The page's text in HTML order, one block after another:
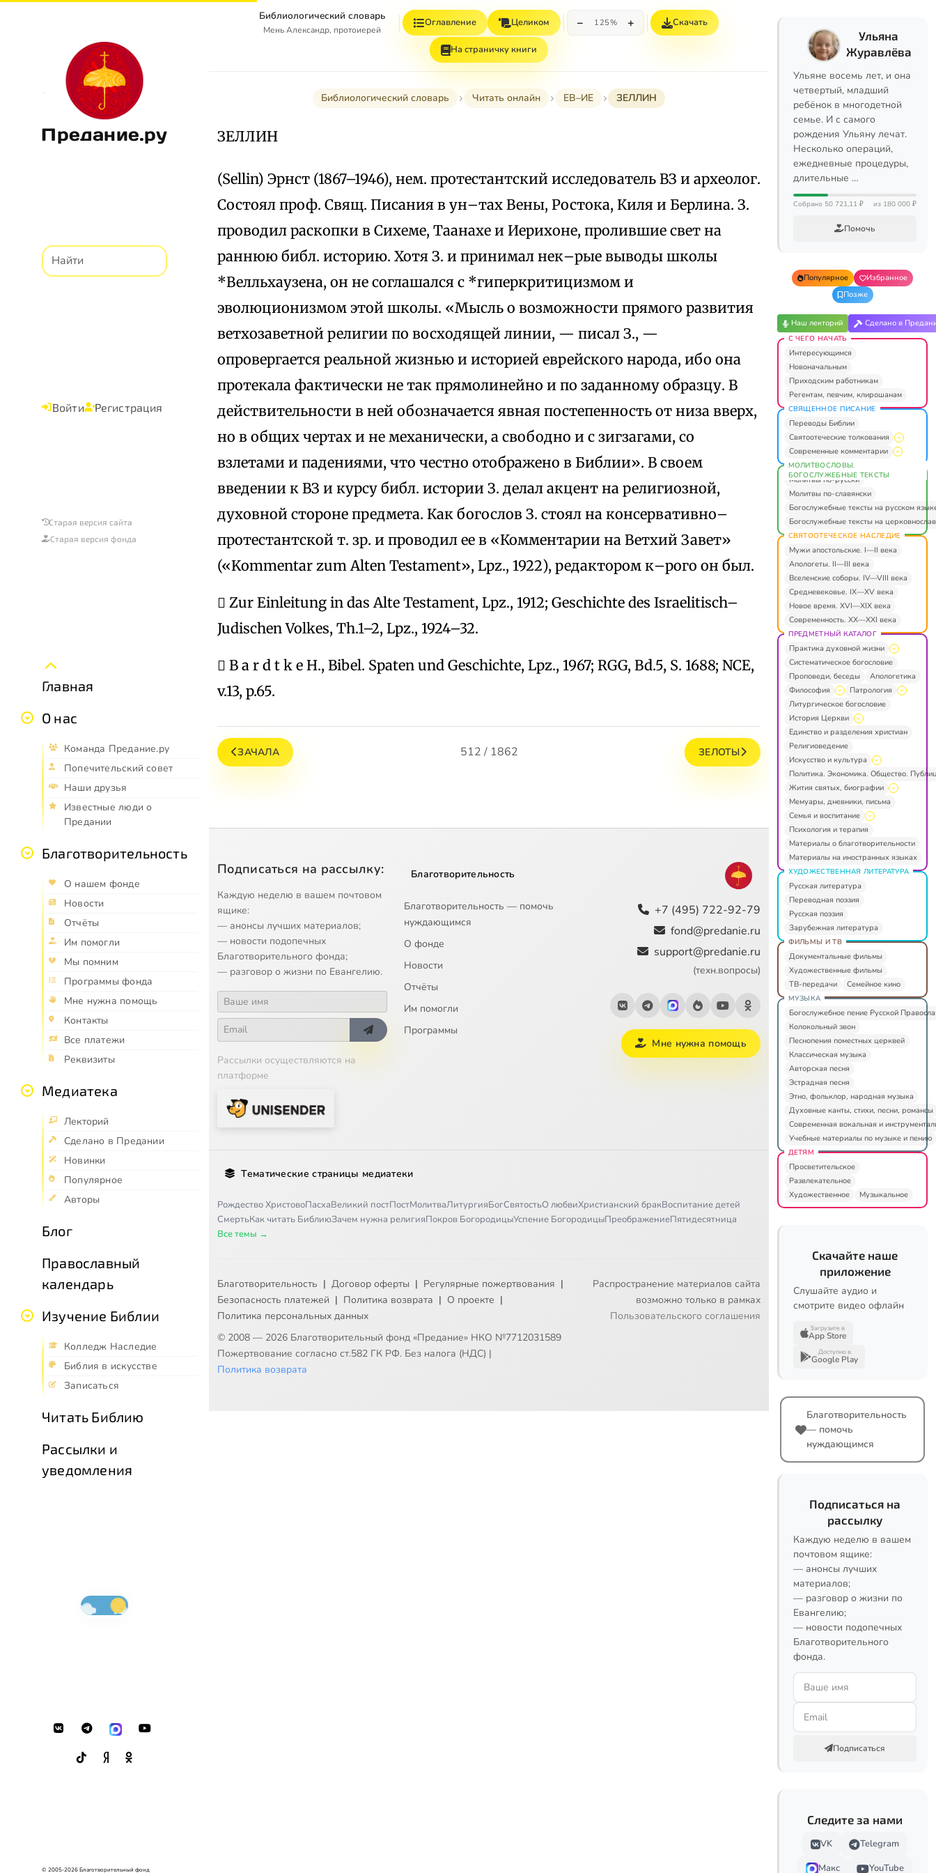
Предание.ру
Войти Регистрация
Старая версия сайта
Старая версия фонда
Главная
О нас
Команда Предание.ру
Попечительский совет
Наши друзья
Известные люди о
Предании
Благотворительность
О нашем фонде
Новости
Отчёты
Им помогли
Мы помним
Программы фонда
Мне нужна помощь
Контакты
Все платежи
Реквизиты
Медиатека
Лекторий
Сделано в Предании
Новинки
Популярное
Авторы
Блог
Православный
календарь
Изучение Библии
Колледж Наследие
Библия в искусстве
Записаться
Читать Библию
Рассылки и
уведомления
© 2005-2026 Благотворительный фонд
Библиологический словарь
Мень Александр, протоиерей
Оглавление Целиком − 125% + Скачать
На страничку книги
Библиологический словарь Читать онлайн ЕВ–ИЕ ЗЕЛЛИН
ЗЕЛЛИН
(Sellin) Эрнст (1867–1946), нем. протестантский исследователь ВЗ и археолог.
Состоял проф. Свящ. Писания в ун–тах Вены, Ростока, Киля и Берлина. З.
проводил раскопки в Сихеме, Таанахе и Иерихоне, пролившие свет на
раннюю библ. историю. Хотя З. и принимал нек–рые выводы школы
*Велльхаузена, он не соглашался с *гиперкритицизмом и
эволюционизмом этой школы. «Мысль о возможности прямого развития
ветхозаветной религии по восходящей линии, — писал З., —
опровергается реальной жизнью и историей еврейского народа, ибо она
протекала фактически не так прямолинейно и по заданному образцу. В
действительности в ней обозначается явная постепенность от низа вверх,
но в общих чертах и не механически, а свободно и с зигзагами, со
взлетами и падениями, что честно отображено в Библии». В своем
введении к ВЗ и курсу библ. истории З. делал акцент на религиозной,
духовной стороне предмета. Как богослов З. стоял на консервативно–
протестантской т. зр. и проводил ее в «Комментарии на Ветхий Завет»
(«Kommentar zum Alten Testament», Lpz., 1922), редактором к–рого он был.
 Zur Einleitung in das Alte Testament, Lpz., 1912; Geschichte des Israelitisch–
Judischen Volkes, Th.1–2, Lpz., 1924–32.
 B a r d t k e H., Bibel. Spaten und Geschichte, Lpz., 1967; RGG, Bd.5, S. 1688; NCE,
v.13, p.65.
ЗАЧАЛА 512 / 1862 ЗЕЛОТЫ
Подписаться на рассылку:
Каждую неделю в вашем почтовом
ящике:
— анонсы лучших материалов;
— новости подопечных
Благотворительного фонда;
— разговор о жизни по Евангелию.
Рассылки осуществляются на
платформе
Благотворительность
Благотворительность — помочь
нуждающимся
О фонде
Новости
Отчёты
Им помогли
Программы
+7 (495) 722-92-79
fond@predanie.ru
support@predanie.ru
(техн.вопросы)
Мне нужна помощь
Тематические страницы медиатеки
Рождество ХристовоПасхаВеликий постПостМолитваЛитургияБогСвятостьО любвиХристианский бракВоспитание детей
СмертьКак читать БиблиюЗачем нужна религияПокров БогородицыУспение БогородицыПреображениеПятидесятница
Все темы →
Благотворительность | Договор оферты | Регулярные пожертвования |
Безопасность платежей | Политика возврата | О проекте |
Политика персональных данных
© 2008 — 2026 Благотворительный фонд «Предание» НКО №7712031589
Пожертвование согласно ст.582 ГК РФ. Без налога (НДС) |
Политика возврата
Распространение материалов сайта
возможно только в рамках
Пользовательского соглашения
Ульяна
Журавлёва
Ульяне восемь лет, и она
четвертый, младший
ребёнок в многодетной
семье. И с самого
рождения Ульяну лечат.
Несколько операций,
ежедневные процедуры,
длительные …
Собрано 50 721,11 ₽ из 180 000 ₽
Помочь
Популярное
Избранное
Позже
Наш лекторий Сделано в
С ЧЕГО НАЧАТЬ
Интересующимся
Новоначальным
Приходским работникам
Регентам, певчим, клирошанам
СВЯЩЕННОЕ ПИСАНИЕ
Переводы Библии
Святоотеческие толкования
Современные комментарии
МОЛИТВОСЛОВЫ.
БОГОСЛУЖЕБНЫЕ ТЕКСТЫ
Молитвы по-русски
Молитвы по-славянски
Богослужебные тексты на русском
Богослужебные тексты на
СВЯТООТЕЧЕСКОЕ НАСЛЕДИЕ
Мужи апостольские. I—II века
Апологеты. II—III века
Вселенские соборы. IV—VIII века
Средневековье. IX—XV века
Новое время. XVI—XIX века
Современность. XX—XXI века
ПРЕДМЕТНЫЙ КАТАЛОГ
Практика духовной жизни
Систематическое богословие
Проповеди, беседы
Апологетика
Философия
Патрология
Литургическое богословие
История Церкви
Единство и разделения христиан
Религиоведение
Искусство и культура
Политика. Экономика. Общество.
Жития святых, биографии
Мемуары, дневники, письма
Семья и воспитание
Психология и терапия
Материалы о благотворительности
Материалы на иностранных языках
ХУДОЖЕСТВЕННАЯ ЛИТЕРАТУРА
Русская литература
Переводная поэзия
Русская поэзия
Зарубежная литература
ФИЛЬМЫ И ТВ
Документальные фильмы
Художественные фильмы
ТВ-передачи
Семейное кино
МУЗЫКА
Богослужебное пение Русской
Колокольный звон
Песнопения поместных церквей
Классическая музыка
Авторская песня
Эстрадная песня
Этно, фольклор, народная музыка
Духовные канты, стихи, песни, романсы
Современная вокальная и
Учебные материалы по музыке и пению
ДЕТЯМ
Просветительское
Развлекательное
Художественное
Музыкальное
Скачайте наше
приложение
Слушайте аудио и
смотрите видео офлайн
Загрузите в
App Store
Доступно в
Google Play
Благотворительность
— помочь
нуждающимся
Подписаться на
рассылку
Каждую неделю в вашем
почтовом ящике:
— анонсы лучших
материалов;
— разговор о жизни по
Евангелию;
— новости подопечных
Благотворительного
фонда.
Подписаться
Следите за нами
VK
Telegram
Макс
YouTube